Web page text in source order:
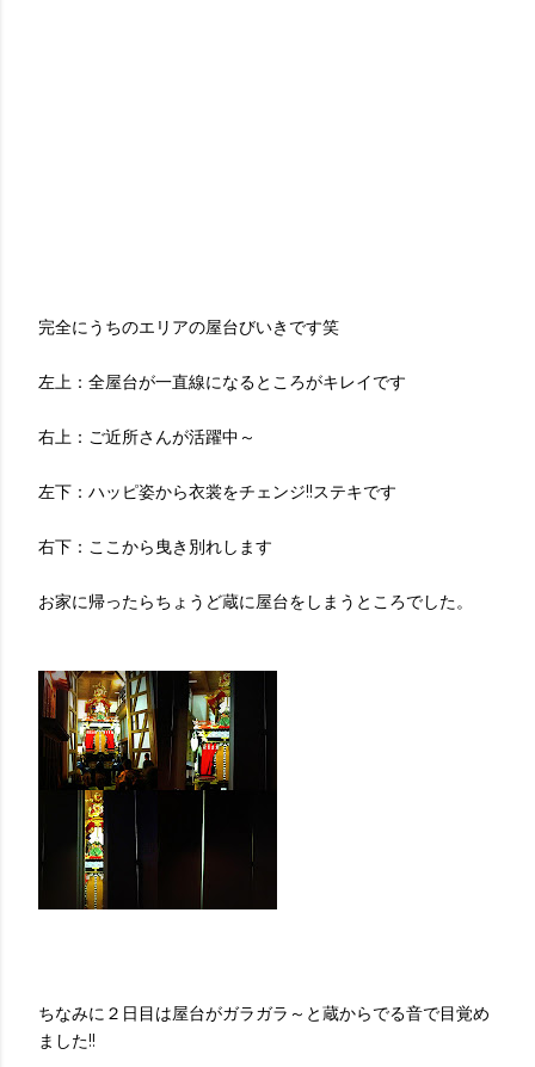
完全にうちのエリアの屋台びいきです笑
左上：全屋台が一直線になるところがキレイです
右上：ご近所さんが活躍中～
左下：ハッピ姿から衣裳をチェンジ!!ステキです
右下：ここから曳き別れします
お家に帰ったらちょうど蔵に屋台をしまうところでした。
ちなみに２日目は屋台がガラガラ～と蔵からでる音で目覚め
ました!!